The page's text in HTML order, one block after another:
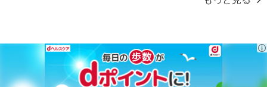
※お申込み頂きました商品の同梱、お届けの日時指定はいたしかね
金はいたしかねます。
また、お届け日時のご指定は、お受けできません。宅配業者からの
不在票にてご対応ください。